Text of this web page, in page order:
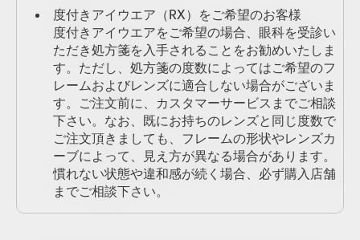
度付きアイウエア（RX）をご希望のお客様
度付きアイウエアをご希望の場合、眼科を受診い
ただき処方箋を入手されることをお勧めいたしま
す。ただし、処方箋の度数によってはご希望のフ
レームおよびレンズに適合しない場合がございま
す。ご注文前に、カスタマーサービスまでご相談
下さい。なお、既にお持ちのレンズと同じ度数で
ご注文頂きましても、フレームの形状やレンズカ
ーブによって、見え方が異なる場合があります。
慣れない状態や違和感が続く場合、必ず購入店舗
までご相談下さい。